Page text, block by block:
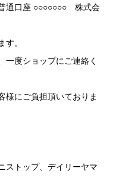
通口座 ○○○○○○○ 株式会
。
一度ショップにご連絡く
様にご負担頂いておりま
ストップ、デイリーヤマ